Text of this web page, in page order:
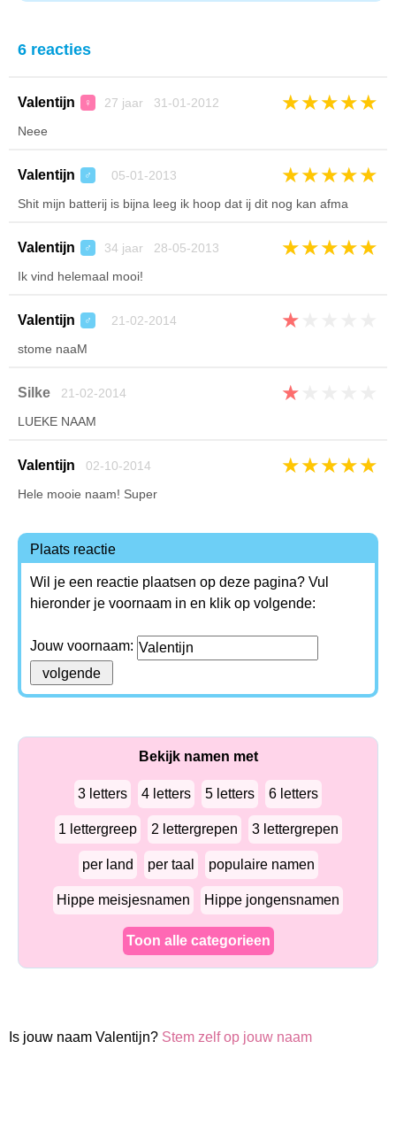
6 reacties
Valentijn ♀ 27 jaar 31-01-2012 ★★★★★
Neee
Valentijn ♂ 05-01-2013 ★★★★★
Shit mijn batterij is bijna leeg ik hoop dat ij dit nog kan afma
Valentijn ♂ 34 jaar 28-05-2013 ★★★★★
Ik vind helemaal mooi!
Valentijn ♂ 21-02-2014 ★
stome naaM
Silke 21-02-2014 ★
LUEKE NAAM
Valentijn 02-10-2014 ★★★★★
Hele mooie naam! Super
Plaats reactie
Wil je een reactie plaatsen op deze pagina? Vul
hieronder je voornaam in en klik op volgende:
Jouw voornaam:
Bekijk namen met
3 letters 4 letters 5 letters 6 letters
1 lettergreep 2 lettergrepen 3 lettergrepen
per land per taal populaire namen
Hippe meisjesnamen Hippe jongensnamen
Toon alle categorieen
Is jouw naam Valentijn? Stem zelf op jouw naam